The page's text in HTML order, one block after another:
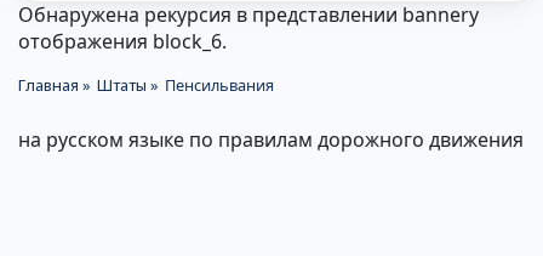
Сообщение
об
ошибке
Обнаружена рекурсия в представлении bannery
отображения block_6.
навигации
Главная Штаты Пенсильвания
на русском языке по правилам дорожного движения